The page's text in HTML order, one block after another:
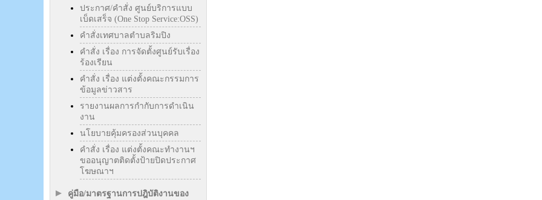
ประกาศ/คำสั่ง ศูนย์บริการแบบ
เบ็ดเสร็จ (One Stop Service:OSS)
คำสั่งเทศบาลตำบลริมปิง
คำสั่ง เรื่อง การจัดตั้งศูนย์รับเรื่อง
ร้องเรียน
คำสั่ง เรื่อง แต่งตั้งคณะกรรมการ
ข้อมูลข่าวสาร
รายงานผลการกำกับการดำเนิน
งาน
นโยบายคุ้มครองส่วนบุคคล
คำสั่ง เรื่อง แต่งตั้งคณะทำงานฯ
ขออนุญาตติดตั้งป้ายปิดประกาศ
โฆษณาฯ
คู่มือ/มาตรฐานการปฎิบัติงานของ